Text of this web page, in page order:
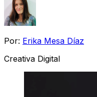
Por: Erika Mesa Díaz
Creativa Digital